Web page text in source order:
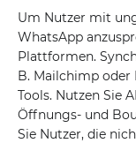
Um Nutzer mit
WhatsApp
Plattformen.
B. Mailchimp oder
Tools. Nutzen Sie
Öffnungs- und
Sie Nutzer, die